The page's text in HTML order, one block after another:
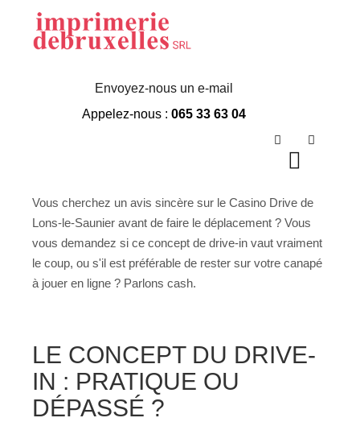
Envoyez-nous un e-mail
Appelez-nous : 065 33 63 04
Casino Drive Lons
Le Saunier Avis
Vous cherchez un avis sincère sur le Casino Drive de
Lons-le-Saunier avant de faire le déplacement ? Vous
vous demandez si ce concept de drive-in vaut vraiment
le coup, ou s'il est préférable de rester sur votre canapé
à jouer en ligne ? Parlons cash.
LE CONCEPT DU DRIVE-
IN : PRATIQUE OU
DÉPASSÉ ?